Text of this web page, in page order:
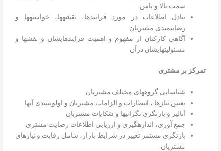
سمت بالا و پایین
تبادل اطلاعات در مورد فرایندها، نقشهها، خواستهها و
رضایتمندی مشتریان
آگاهی کارکنان از مفهوم و اهمیت فرایندهایشان و نقشها و
مسئولیتهایشان درآن
تمرکز بر مشتری
شناسایی گروههای مختلف مشتریان
تعیین نیازها ، انتظارات و الزامات مشتریان و اولویتبندی آنها
آنالیز و بازنگری نگرانیها و شکایات مشتریان
جمع آوری، اندازهگیری و ارزیابی اطلاعات رضایت مشتری
بازنگری مستمر تغییر در شرایط بازار، شامل رقابت و نیازهای
مشتریان